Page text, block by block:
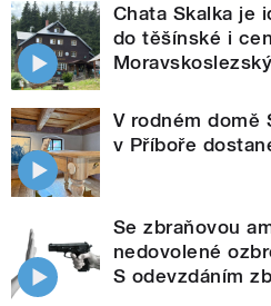
Chata Skalka je
do těšínské i
V rodném domě
v Příboře
Se zbraňovou
nedovolené
S odevzdáním